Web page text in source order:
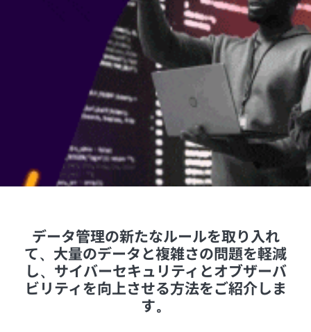
データ管理の新たなルールを取り入れ
て、大量のデータと複雑さの問題を軽減
し、サイバーセキュリティとオブザーバ
ビリティを向上させる方法をご紹介しま
す。